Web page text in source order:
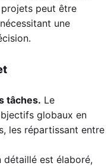
peut être
une
tâches. Le
globaux en
les répartissant entre
détaillé est élaboré,